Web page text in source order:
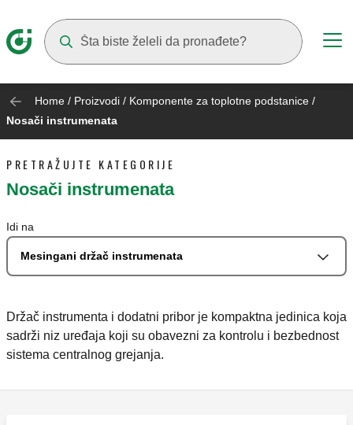
Home / Proizvodi / Komponente za toplotne podstanice /
Nosači instrumenata
PRETRAŽUJTE KATEGORIJE
Nosači instrumenata
Idi na
Mesingani držač instrumenata
Držač instrumenta i dodatni pribor je kompaktna jedinica koja
sadrži niz uređaja koji su obavezni za kontrolu i bezbednost
sistema centralnog grejanja.